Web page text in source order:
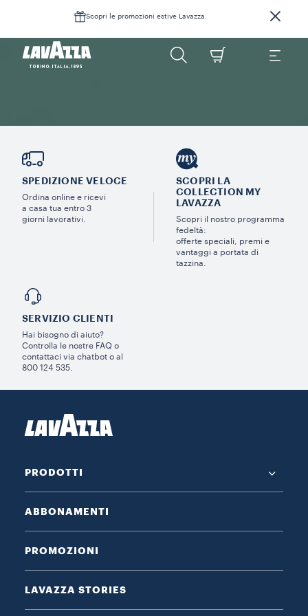
Scopri le promozioni estive Lavazza.
SPEDIZIONE VELOCE
Ordina online e ricevi
a casa tua entro 3
giorni lavorativi.
SCOPRI LA
COLLECTION MY
LAVAZZA
Scopri il nostro programma
fedeltà:
offerte speciali, premi e
vantaggi a portata di
tazzina.
SERVIZIO CLIENTI​
Hai bisogno di aiuto?​
Controlla le nostre FAQ o
contattaci via chatbot o al
800 124 535.
PRODOTTI
ABBONAMENTI
PROMOZIONI
LAVAZZA STORIES